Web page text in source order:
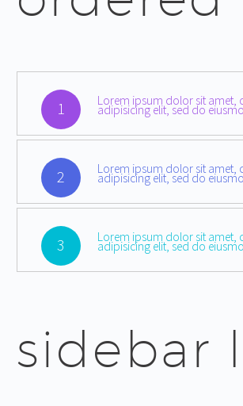
1 Lorem ipsum dolor sit amet,
adipisicing elit, sed do
2 Lorem ipsum dolor sit amet,
adipisicing elit, sed do
3 Lorem ipsum dolor sit amet,
adipisicing elit, sed do
sidebar